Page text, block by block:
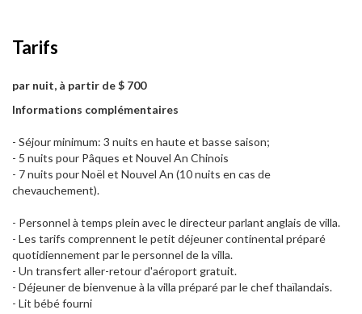
Tarifs
par nuit, à partir de $ 700
Informations complémentaires
- Séjour minimum: 3 nuits en haute et basse saison;
- 5 nuits pour Pâques et Nouvel An Chinois
- 7 nuits pour Noël et Nouvel An (10 nuits en cas de
chevauchement).
- Personnel à temps plein avec le directeur parlant anglais de villa.
- Les tarifs comprennent le petit déjeuner continental préparé
quotidiennement par le personnel de la villa.
- Un transfert aller-retour d'aéroport gratuit.
- Déjeuner de bienvenue à la villa préparé par le chef thaïlandais.
- Lit bébé fourni